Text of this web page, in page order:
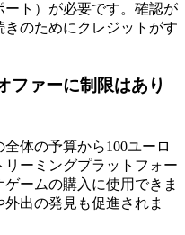
ト）が必要です。確認が
のためにクレジットがす
ファーに制限はあり
体の予算から100ユーロ
ーミングプラットフォー
ームの購入に使用できま
出の発見も促進されま